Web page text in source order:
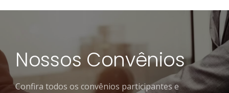
Nossos Convênios
Confira todos os convênios participantes e